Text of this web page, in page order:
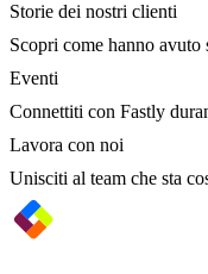
Storie dei nostri clienti
Scopri come hanno
Eventi
Connettiti con Fastly
Lavora con noi
Unisciti al team che sta